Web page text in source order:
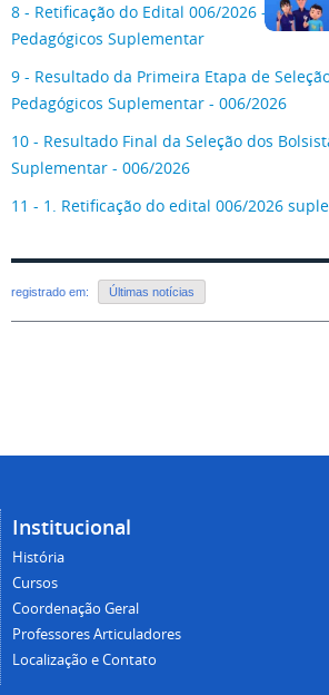
8 - Retificação do Edital 006/2026 -
Pedagógicos Suplementar
9 - Resultado da Primeira Etapa de
Pedagógicos Suplementar - 006/2026
10 - Resultado Final da Seleção dos
Suplementar - 006/2026
11 - 1. Retificação do edital 006/2026
registrado em: Últimas notícias
Institucional
História
Cursos
Coordenação Geral
Professores Articuladores
Localização e Contato